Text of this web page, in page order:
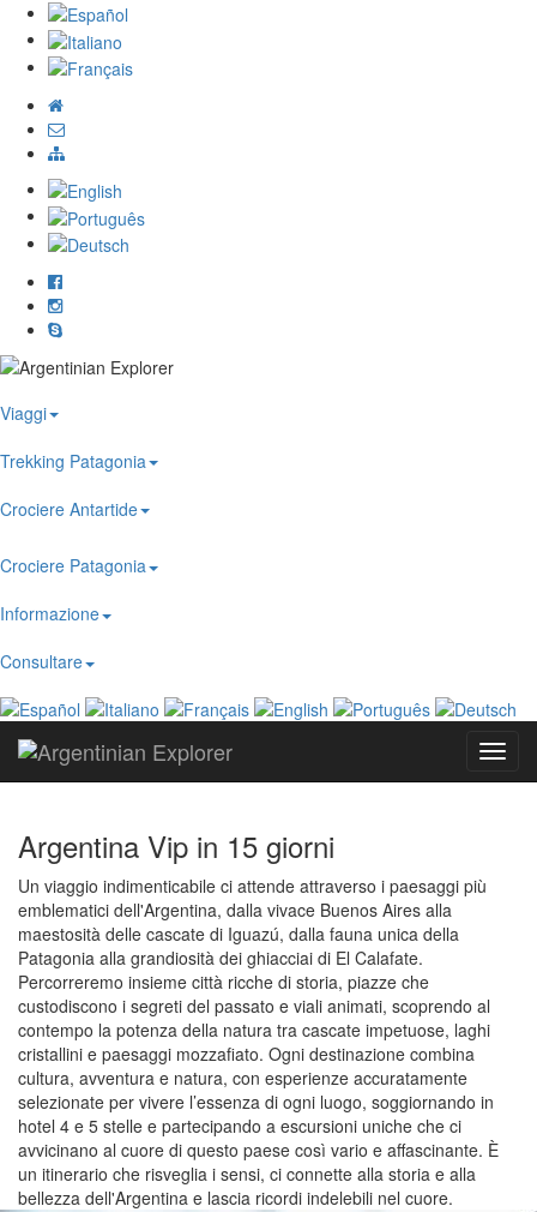
Viaggi
Trekking Patagonia
Crociere Antartide
Crociere Patagonia
Informazione
Consultare
Argentina Vip in 15 giorni
Un viaggio indimenticabile ci attende attraverso i paesaggi più
emblematici dell'Argentina, dalla vivace Buenos Aires alla
maestosità delle cascate di Iguazú, dalla fauna unica della
Patagonia alla grandiosità dei ghiacciai di El Calafate.
Percorreremo insieme città ricche di storia, piazze che
custodiscono i segreti del passato e viali animati, scoprendo al
contempo la potenza della natura tra cascate impetuose, laghi
cristallini e paesaggi mozzafiato. Ogni destinazione combina
cultura, avventura e natura, con esperienze accuratamente
selezionate per vivere l’essenza di ogni luogo, soggiornando in
hotel 4 e 5 stelle e partecipando a escursioni uniche che ci
avvicinano al cuore di questo paese così vario e affascinante. È
un itinerario che risveglia i sensi, ci connette alla storia e alla
bellezza dell'Argentina e lascia ricordi indelebili nel cuore.